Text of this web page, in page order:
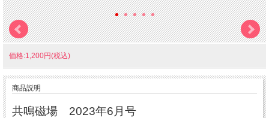
価格:1,200円(税込)
商品説明
共鳴磁場 2023年6月号